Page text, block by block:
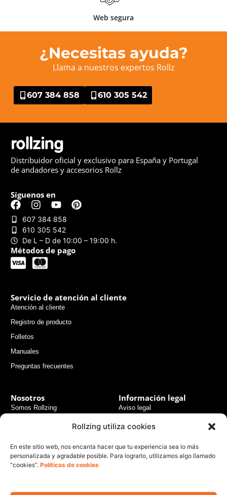
Rollzing utiliza cookies
En este sitio web, nos encanta hacer que tu experiencia sea lo más
personalizada y agradable posible. Para lograrlo, utilizamos algo llamado
“cookies”. Políticas de cookies
Web segura
¿Necesitas ayuda?
Llama a nuestros expertos Rollz
607 384 858 610 305 542
Distribuidor oficial y exclusivo para España y Portugal
de andadores y accesorios Rollz
Síguenos en
607 384 858
610 305 542
De L – D de 10:00 – 19:00 h.
Métodos de pago
Servicio de atención al cliente
Atención al cliente
Registro de producto
Folletos
Manuales
Preguntas frecuentes
Nosotros
Somos Rollzing
Consejos de expertos
Noticias
Contacto
Información legal
Aviso legal
Términos y condiciones
generales
Políticas de pago seguro
Políticas de envío
Políticas de privacidad